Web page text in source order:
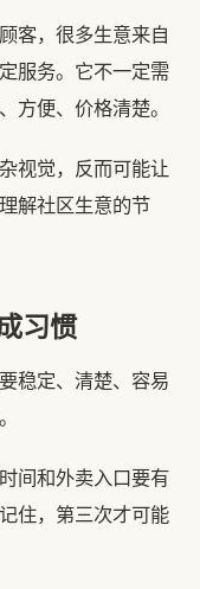
，很多生意来自
服务。它不一定需
方便、价格清楚。
视觉，反而可能让
解社区生意的节
习惯
稳定、清楚、容易
间和外卖入口要有
住，第三次才可能